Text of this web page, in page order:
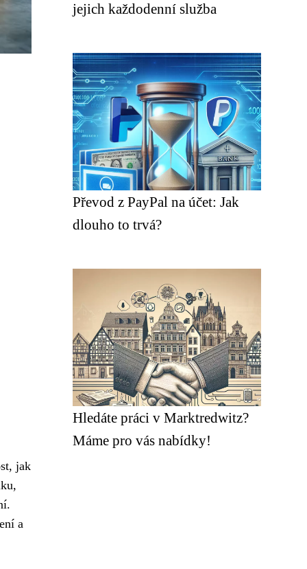
jak
a
jejich každodenní služba
Převod z PayPal na účet: Jak
dlouho to trvá?
Hledáte práci v Marktredwitz?
Máme pro vás nabídky!